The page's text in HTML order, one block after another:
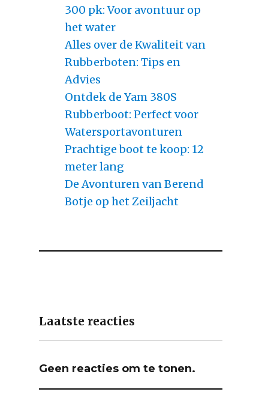
300 pk: Voor avontuur op
het water
Alles over de Kwaliteit van
Rubberboten: Tips en
Advies
Ontdek de Yam 380S
Rubberboot: Perfect voor
Watersportavonturen
Prachtige boot te koop: 12
meter lang
De Avonturen van Berend
Botje op het Zeiljacht
Laatste reacties
Geen reacties om te tonen.